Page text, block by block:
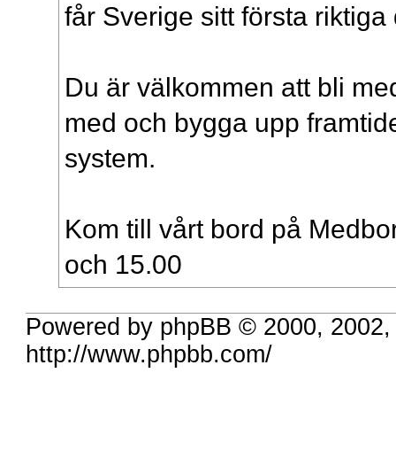
får Sverige sitt första
Du är välkommen att bli
med och bygga upp
system.
Kom till vårt bord på
och 15.00
Powered by phpBB © 2000,
http://www.phpbb.com/